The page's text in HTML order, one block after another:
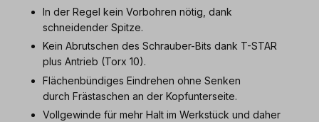
In der Regel kein Vorbohren nötig, dank
schneidender Spitze.
Kein Abrutschen des Schrauber-Bits dank T-STAR
plus Antrieb (Torx 10).
Flächenbündiges Eindrehen ohne Senken
durch Frästaschen an der Kopfunterseite.
Vollgewinde für mehr Halt im Werkstück und daher